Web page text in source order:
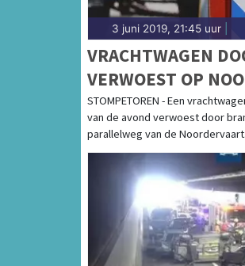
3 juni 2019, 21:45 uur
VRACHTWAGEN
VERWOEST OP
STOMPETOREN - Een
van de avond verwoest door
parallelweg van de Noordervaart.